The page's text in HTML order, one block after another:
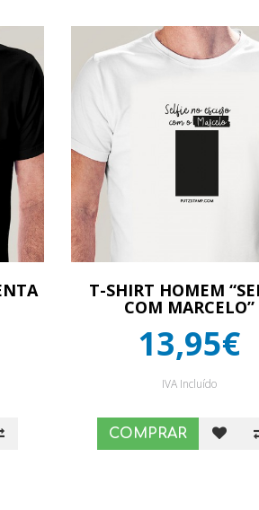
T-SHIRT HOMEM
COM MARCELO”
13,95€
IVA Incluído
COMPRAR